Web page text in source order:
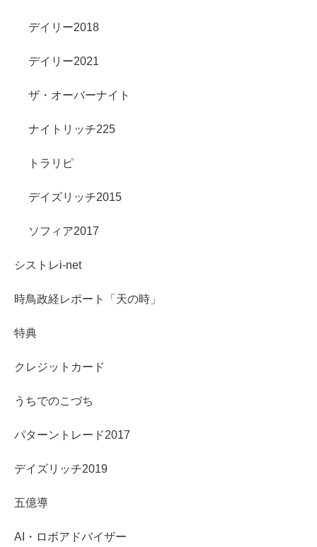
デイリー2018
デイリー2021
ザ・オーバーナイト
ナイトリッチ225
トラリピ
デイズリッチ2015
ソフィア2017
シストレi-net
時鳥政経レポート「天の時」
特典
クレジットカード
うちでのこづち
パターントレード2017
デイズリッチ2019
五億導
AI・ロボアドバイザー